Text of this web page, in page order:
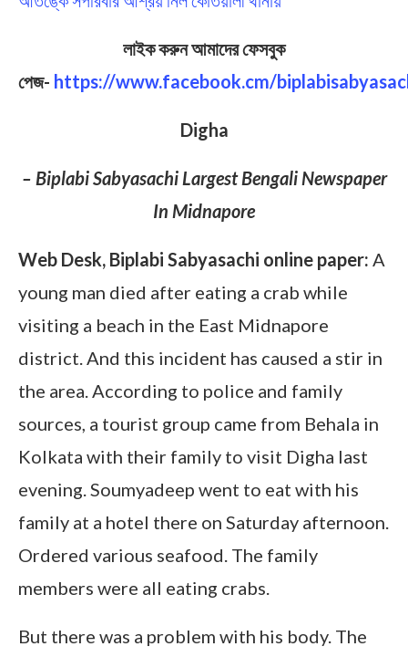
লাইক করুন আমাদের ফেসবুক
পেজ- https://www.facebook.cm/
Digha
– Biplabi Sabyasachi Largest Bengali Newspaper
In Midnapore
Web Desk, Biplabi Sabyasachi online paper: A
young man died after eating a crab while
visiting a beach in the East Midnapore
district. And this incident has caused a stir in
the area. According to police and family
sources, a tourist group came from Behala in
Kolkata with their family to visit Digha last
evening. Soumyadeep went to eat with his
family at a hotel there on Saturday afternoon.
Ordered various seafood. The family
members were all eating crabs.
But there was a problem with his body. The